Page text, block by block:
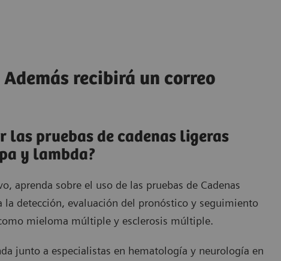
recibirá un correo
las pruebas de cadenas ligeras
y lambda?
aprenda sobre el uso de las pruebas de Cadenas
la detección, evaluación del pronóstico y seguimiento
mieloma múltiple y esclerosis múltiple.
junto a especialistas en hematología y neurología en